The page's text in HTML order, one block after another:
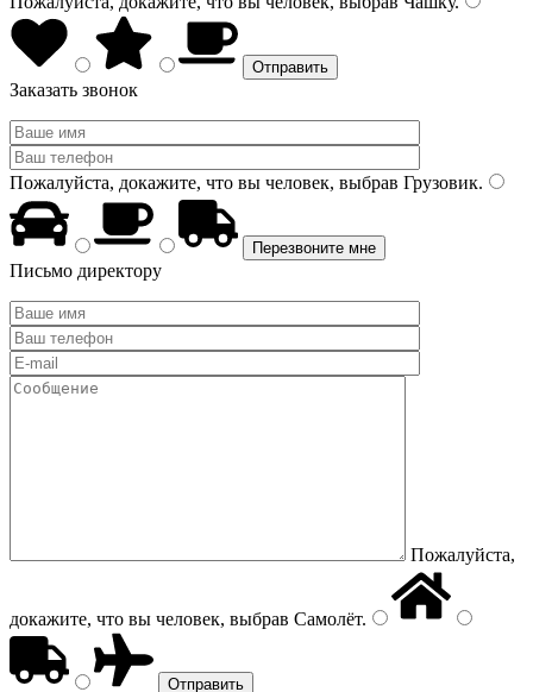
Заказать звонок
Пожалуйста, докажите, что вы человек, выбрав Грузовик.
Письмо директору
Пожалуйста,
докажите, что вы человек, выбрав Самолёт.